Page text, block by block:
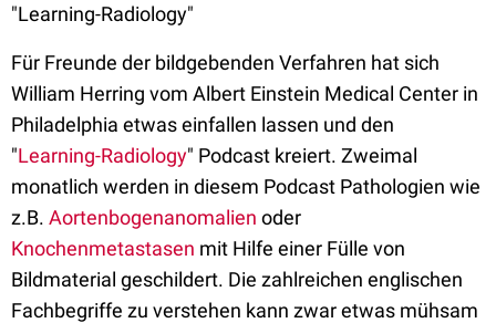
"Learning-Radiology"
Für Freunde der bildgebenden Verfahren hat sich
William Herring vom Albert Einstein Medical Center in
Philadelphia etwas einfallen lassen und den
"Learning-Radiology" Podcast kreiert. Zweimal
monatlich werden in diesem Podcast Pathologien wie
z.B. Aortenbogenanomalien oder
Knochenmetastasen mit Hilfe einer Fülle von
Bildmaterial geschildert. Die zahlreichen englischen
Fachbegriffe zu verstehen kann zwar etwas mühsam